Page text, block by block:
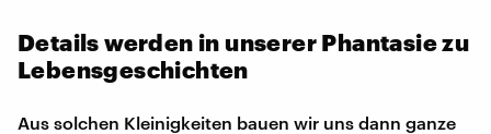
Details werden in unserer Phantasie zu
Lebensgeschichten
Aus solchen Kleinigkeiten bauen wir uns dann ganze